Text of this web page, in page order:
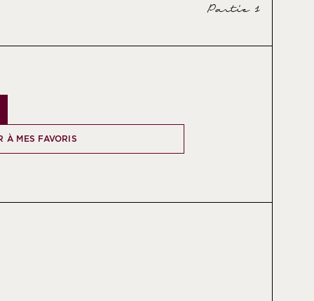
Partie 1
À MES FAVORIS